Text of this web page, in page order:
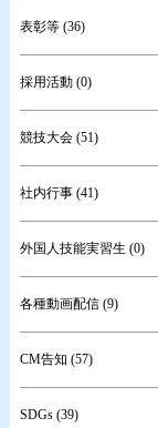
表彰等 (36)
採用活動 (0)
競技大会 (51)
社内行事 (41)
外国人技能実習生 (0)
各種動画配信 (9)
CM告知 (57)
SDGs (39)